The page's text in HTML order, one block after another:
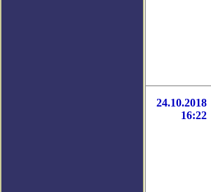
24.10.2018
16:22